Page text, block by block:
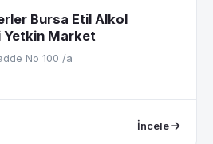
Bursa Etil Alkol
Yetkin Market
No 100 /a
İncele